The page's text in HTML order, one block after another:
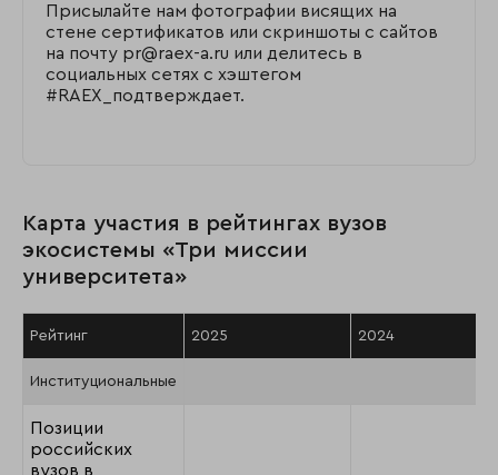
Присылайте нам фотографии висящих на
стене сертификатов или скриншоты с сайтов
на почту pr@raex-a.ru или делитесь в
социальных сетях с хэштегом
#RAEX_подтверждает.
Карта участия в рейтингах вузов
экосистемы «Три миссии
университета»
Рейтинг 2025 2024
Институциональные
Позиции
российских
вузов в